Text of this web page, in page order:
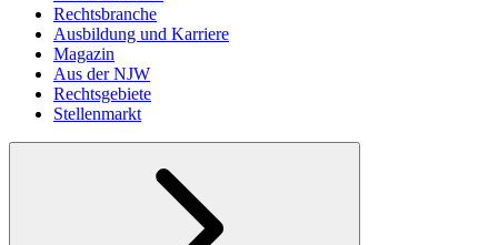
Rechtsbranche
Ausbildung und Karriere
Magazin
Aus der NJW
Rechtsgebiete
Stellenmarkt